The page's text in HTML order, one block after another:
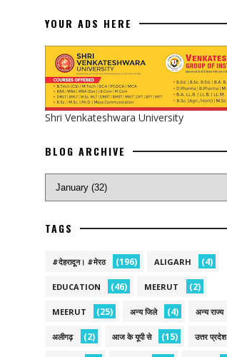
YOUR ADS HERE
Shri Venkateshwara University
BLOG ARCHIVE
TAGS
#देहरादून। #मेरठ (196) ALIGARH (4)
EDUCATION (46) MEERUT (2)
MEERUT (25) अन्य जिले (4) अन्य राज्य
अलीगढ़ (2) आज के यूपी से (15) उत्तर प्रदेश